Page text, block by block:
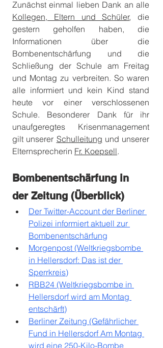
Kollegen, Eltern und Schüler, die
gestern geholfen haben, die
Informationen über die
Bombenentschärfung und die
Schließung der Schule am Freitag
und Montag zu verbreiten. So waren
alle informiert und kein Kind stand
heute vor einer verschlossenen
Schule. Besonderer Dank für ihr
unaufgeregtes Krisenmanagement
gilt unserer Schulleitung und unserer
Elternsprecherin Fr. Koepsell.
Bombenentschärfung in
der Zeitung (Überblick)
Der Twitter-Account der Berliner
Polizei informiert aktuell zur
Bombenentschärfung
Morgenpost (Weltkriegsbombe
in Hellersdorf: Das ist der
Sperrkreis)
RBB24 (Weltkriegsbombe in
Hellersdorf wird am Montag
entschärft)
Berliner Zeitung (Gefährlicher
Fund in Hellersdorf Am Montag
wird eine 250-Kilo-Bombe